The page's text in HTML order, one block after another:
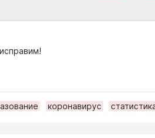
коронавирус